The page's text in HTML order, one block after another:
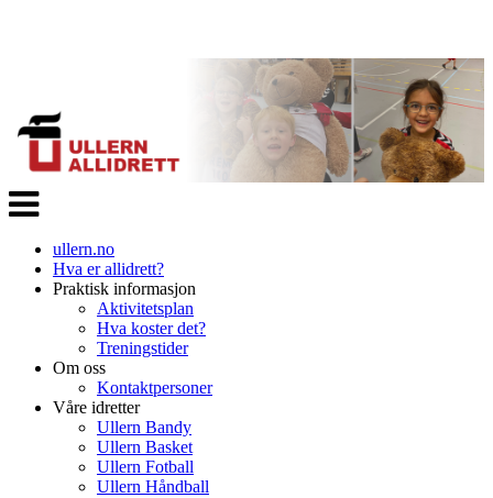
Veksle
navigasjon
ullern.no
Hva er allidrett?
Praktisk informasjon
Aktivitetsplan
Hva koster det?
Treningstider
Om oss
Kontaktpersoner
Våre idretter
Ullern Bandy
Ullern Basket
Ullern Fotball
Ullern Håndball